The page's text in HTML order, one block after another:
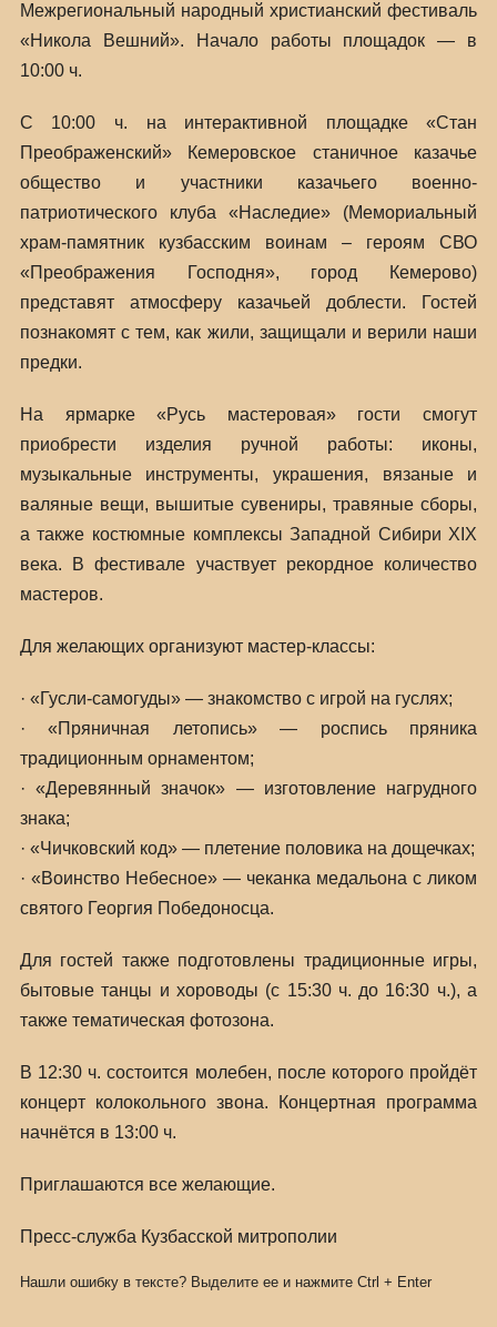
Межрегиональный народный христианский фестиваль
«Никола Вешний». Начало работы площадок — в
10:00 ч.
С 10:00 ч. на интерактивной площадке «Стан
Преображенский» Кемеровское станичное казачье
общество и участники казачьего военно-
патриотического клуба «Наследие» (Мемориальный
храм-памятник кузбасским воинам – героям СВО
«Преображения Господня», город Кемерово)
представят атмосферу казачьей доблести. Гостей
познакомят с тем, как жили, защищали и верили наши
предки.
На ярмарке «Русь мастеровая» гости смогут
приобрести изделия ручной работы: иконы,
музыкальные инструменты, украшения, вязаные и
валяные вещи, вышитые сувениры, травяные сборы,
а также костюмные комплексы Западной Сибири XIX
века. В фестивале участвует рекордное количество
мастеров.
Для желающих организуют мастер-классы:
· «Гусли-самогуды» — знакомство с игрой на гуслях;
· «Пряничная летопись» — роспись пряника
традиционным орнаментом;
· «Деревянный значок» — изготовление нагрудного
знака;
· «Чичковский код» — плетение половика на дощечках;
· «Воинство Небесное» — чеканка медальона с ликом
святого Георгия Победоносца.
Для гостей также подготовлены традиционные игры,
бытовые танцы и хороводы (с 15:30 ч. до 16:30 ч.), а
также тематическая фотозона.
В 12:30 ч. состоится молебен, после которого пройдёт
концерт колокольного звона. Концертная программа
начнётся в 13:00 ч.
Приглашаются все желающие.
Пресс-служба Кузбасской митрополии
Нашли ошибку в тексте? Выделите ее и нажмите Ctrl + Enter